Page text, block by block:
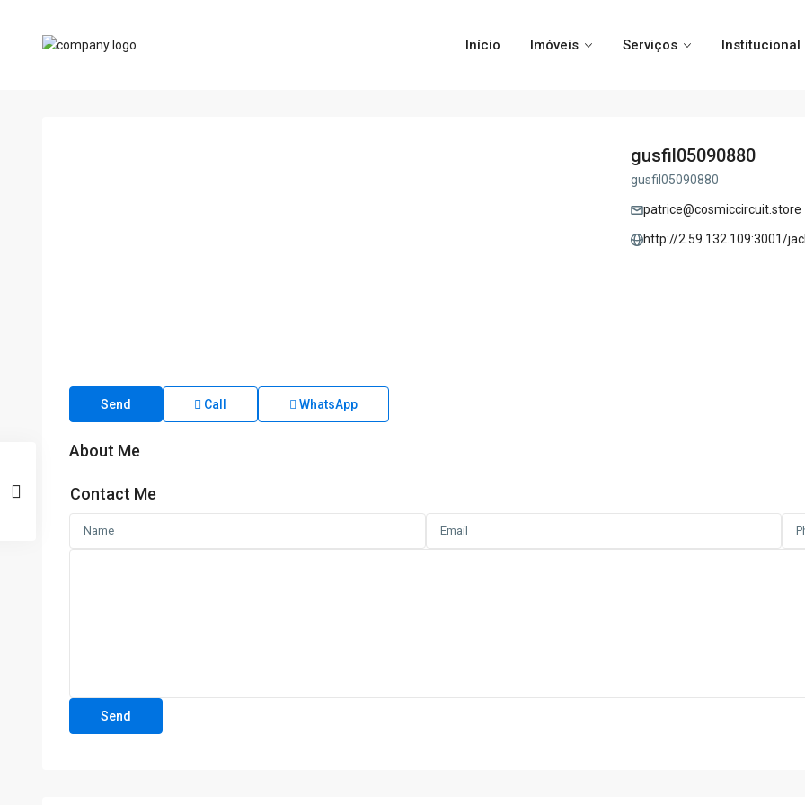
Início Imóveis Serviços Institucional
gusfil05090880
gusfil05090880
patrice@cosmiccircuit.store
http://2.59.132.109:3001/
Send Call WhatsApp
About Me
Contact Me